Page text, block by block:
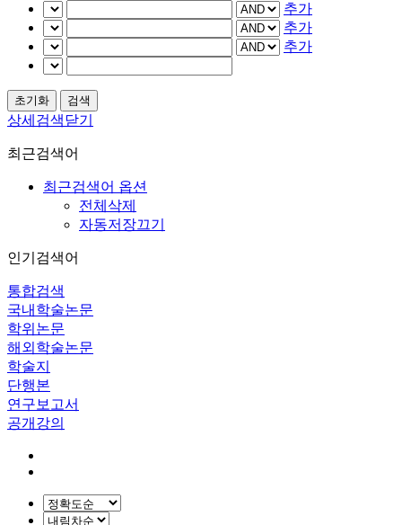
추가
추가
추가
상세검색닫기
최근검색어
최근검색어 옵션
전체삭제
자동저장끄기
인기검색어
통합검색
국내학술논문
학위논문
해외학술논문
학술지
단행본
연구보고서
공개강의